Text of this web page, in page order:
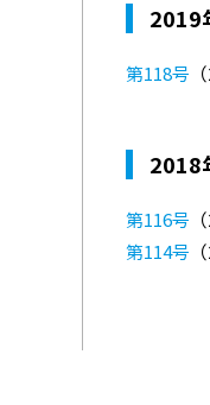
2019
第118号
2018
第116号
第114号